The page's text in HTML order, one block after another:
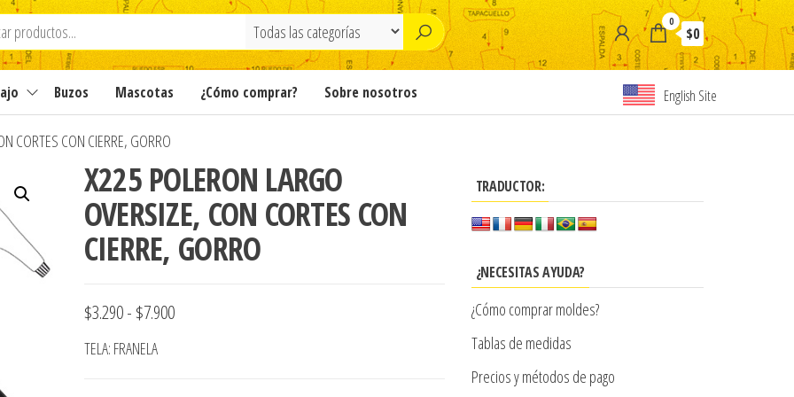
0
$0
Buzos Mascotas ¿Cómo comprar? Sobre nosotros English Site
CORTES CON CIERRE, GORRO
X225 POLERON LARGO
OVERSIZE, CON CORTES CON
CIERRE, GORRO
$3.290- $7.900Rango
TELA: FRANELA
TRADUCTOR:
¿NECESITAS AYUDA?
¿Cómo comprar moldes?
Tablas de medidas
Precios y métodos de pago